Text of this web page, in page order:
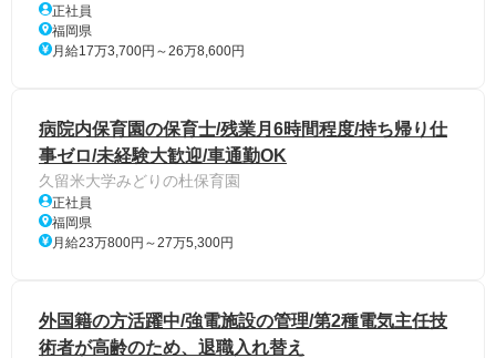
正社員
福岡県
月給17万3,700円～26万8,600円
病院内保育園の保育士/残業月6時間程度/持ち帰り仕
事ゼロ/未経験大歓迎/車通勤OK
久留米大学みどりの杜保育園
正社員
福岡県
月給23万800円～27万5,300円
外国籍の方活躍中/強電施設の管理/第2種電気主任技
術者が高齢のため、退職入れ替え